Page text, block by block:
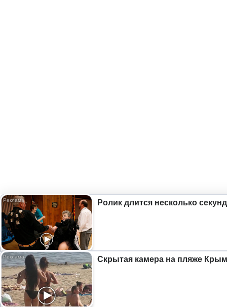
Ролик длится несколько
Скрытая камера на пляже